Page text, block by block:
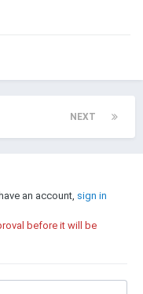
NEXT
an account, sign in
before it will be